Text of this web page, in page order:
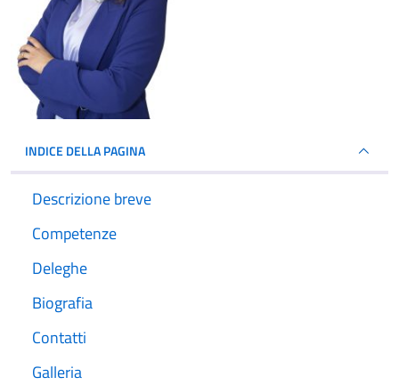
INDICE DELLA PAGINA
Descrizione breve
Competenze
Deleghe
Biografia
Contatti
Galleria